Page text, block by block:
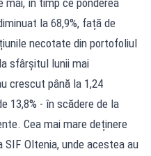
la 68,9%, față de
necotate din portofoliul
sfârșitul lunii mai
crescut până la 1,24
13,8% - în scădere de la
Cea mai mare deținere
Oltenia, unde acestea au